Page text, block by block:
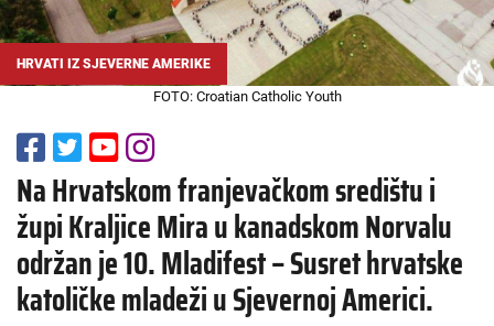
HRVATI IZ SJEVERNE AMERIKE
FOTO: Croatian Catholic Youth
Na Hrvatskom franjevačkom središtu i
župi Kraljice Mira u kanadskom Norvalu
održan je 10. Mladifest – Susret hrvatske
katoličke mladeži u Sjevernoj Americi.